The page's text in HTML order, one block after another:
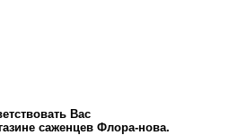
Вас
саженцев Флора-нова.